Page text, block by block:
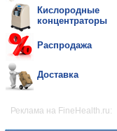
Кислородные
концентраторы
Распродажа
Доставка
Реклама на FineHealth.ru: